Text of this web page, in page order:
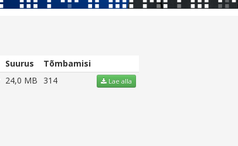
Suurus
Tõmbamisi
24,0 MB 314 Lae alla